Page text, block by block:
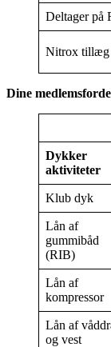
Deltager på
Nitrox tillæg
Dine
Dykker
aktiviteter
Klub dyk
Lån af
gummibåd
(RIB)
Lån af
kompressor
Lån af
og vest